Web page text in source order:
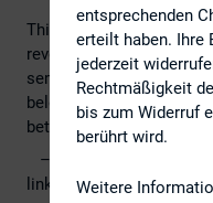
This is the last in a
revealed at the recent
seminar on corporate
below will have a
between corporates and
– Governance and
linked
entsprechenden
erteilt haben. Ihre
jederzeit
Rechtmäßigkeit
bis zum Widerruf
berührt wird.
Weitere